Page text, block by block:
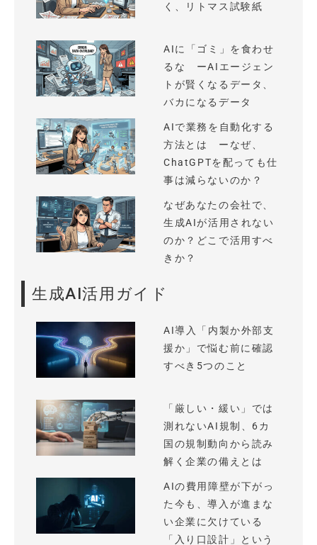
く、リトマス試験紙
AIに「ゴミ」を食わせ
るな ーAIエージェン
トが賢くなるデータ、
バカになるデータ
AIで業務を自動化する
方法とは ーなぜ、
ChatGPTを配っても仕
事は減らないのか？
なぜあなたの会社で、
生成AIが活用されない
のか？どこで活用すべ
きか？
生成AI活用ガイド
AI導入「内製か外部支
援か」で悩む前に確認
すべき5つのこと
「厳しい・緩い」では
測れないAI規制、6カ
国の規制動向から読み
解く企業の備えとは
AIの費用障壁が下がっ
た今も、導入が進まな
い企業に欠けている
「入り口設計」という